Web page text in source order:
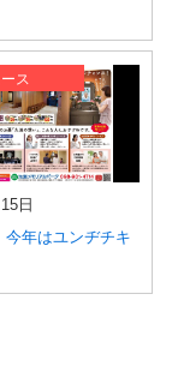
ス
日
今年はユンヂチキ